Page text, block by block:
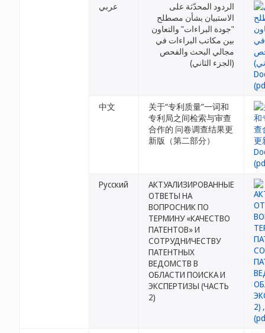
عربي
الردود المحدّثة على
الاستبيان بشأن مصطلح
"جودة البراءات" والتعاون
بين مكاتب البراءات في
مجالي البحث والفحص
(الجزء الثاني)
中文
关于“专利质量”一词和
专利局之间检索与审查
合作的 问卷调查结果更
新版（第二部分）
Русский
АКТУАЛИЗИРОВАННЫЕ
ОТВЕТЫ НА
ВОПРОСНИК ПО
ТЕРМИНУ «КАЧЕСТВО
ПАТЕНТОВ» И
СОТРУДНИЧЕСТВУ
ПАТЕНТНЫХ
ВЕДОМСТВ В
ОБЛАСТИ ПОИСКА И
ЭКСПЕРТИЗЫ (ЧАСТЬ
2)